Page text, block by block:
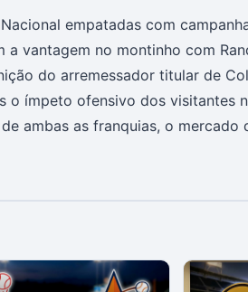
empatadas com
vantagem no montinho com
do arremessador titular de
o ímpeto ofensivo dos visitantes
ambas as franquias, o